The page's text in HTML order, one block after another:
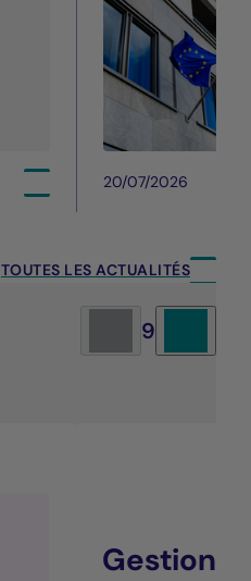
20/07/2026
TOUTES LES ACTUALITÉS
9
Gestion